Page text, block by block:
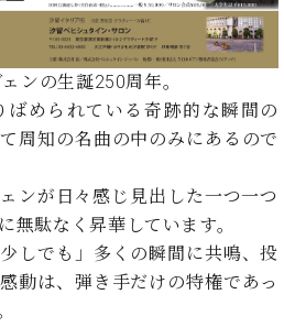
ンの生誕250周年。
められている奇跡的な瞬間の
周知の名曲の中のみにあるので
ンが日々感じ見出した一つ一つ
無駄なく昇華しています。
しでも」多くの瞬間に共鳴、投
動は、弾き手だけの特権であっ